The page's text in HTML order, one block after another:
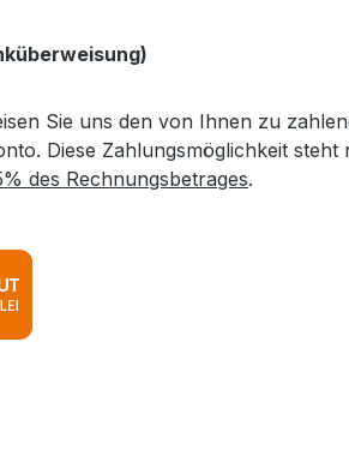
Sie uns den von Ihnen zu
Diese Zahlungsmöglichkeit steht
des Rechnungsbetrages.